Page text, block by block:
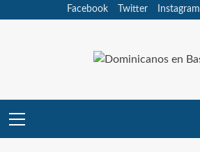
Facebook Twitter Instagram
principal